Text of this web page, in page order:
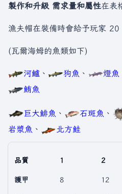
製作和升級 需求量和屬性在表
漁夫帽在裝備時會給予玩家 20
(瓦爾海姆的魚類如下)
河鱸 、 狗魚 、 燈魚
鮪魚
巨大鯡魚 、 石斑魚 、
岩漿魚 、 北方鮭
品質 1 2
護甲 8 12